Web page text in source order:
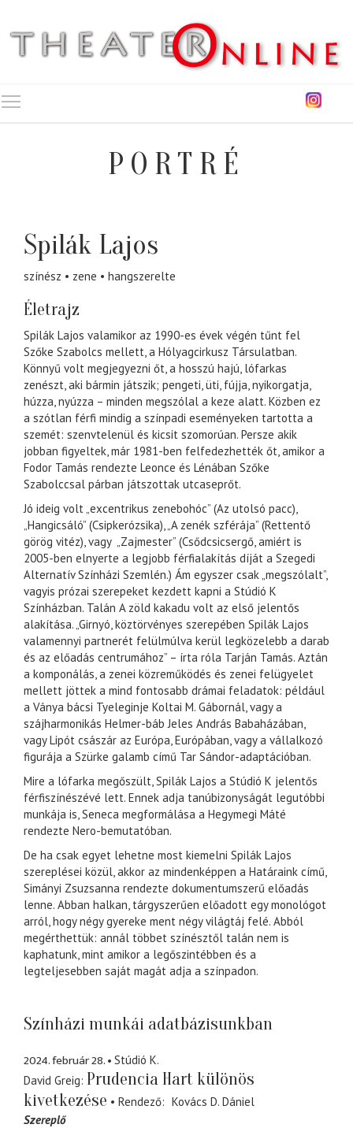
PORTRÉ
Spilák Lajos
színész zene hangszerelte
Életrajz
Spilák Lajos valamikor az 1990-es évek végén tűnt fel
Szőke Szabolcs mellett, a Hólyagcirkusz Társulatban.
Könnyű volt megjegyezni őt, a hosszú hajú, lófarkas
zenészt, aki bármin játszik; pengeti, üti, fújja, nyikorgatja,
húzza, nyúzza – minden megszólal a keze alatt. Közben ez
a szótlan férfi mindig a színpadi eseményeken tartotta a
szemét: szenvtelenül és kicsit szomorúan. Persze akik
jobban figyeltek, már 1981-ben felfedezhették őt, amikor a
Fodor Tamás rendezte Leonce és Lénában Szőke
Szabolccsal párban játszottak utcaseprőt.
Jó ideig volt „excentrikus zenebohóc” (Az utolsó pacc),
„Hangicsáló” (Csipkerózsika), „A zenék szférája” (Rettentő
görög vitéz), vagy „Zajmester” (Csődcsicsergő, amiért is
2005-ben elnyerte a legjobb férfialakítás díját a Szegedi
Alternatív Színházi Szemlén.) Ám egyszer csak „megszólalt”,
vagyis prózai szerepeket kezdett kapni a Stúdió K
Színházban. Talán A zöld kakadu volt az első jelentős
alakítása. „Girnyó, köztörvényes szerepében Spilák Lajos
valamennyi partnerét felülmúlva kerül legközelebb a darab
és az előadás centrumához” – írta róla Tarján Tamás. Aztán
a komponálás, a zenei közreműködés és zenei felügyelet
mellett jöttek a mind fontosabb drámai feladatok: például
a Ványa bácsi Tyeleginje Koltai M. Gábornál, vagy a
szájharmonikás Helmer-báb Jeles András Babaházában,
vagy Lipót császár az Európa, Európában, vagy a vállalkozó
figurája a Szürke galamb című Tar Sándor-adaptációban.
Mire a lófarka megőszült, Spilák Lajos a Stúdió K jelentős
férfiszínészévé lett. Ennek adja tanúbizonyságát legutóbbi
munkája is, Seneca megformálása a Hegymegi Máté
rendezte Nero-bemutatóban.
De ha csak egyet lehetne most kiemelni Spilák Lajos
szereplései közül, akkor az mindenképpen a Határaink című,
Simányi Zsuzsanna rendezte dokumentumszerű előadás
lenne. Abban halkan, tárgyszerűen előadott egy monológot
arról, hogy négy gyereke ment négy világtáj felé. Abból
megérthettük: annál többet színésztől talán nem is
kaphatunk, mint amikor a legőszintébben és a
legteljesebben saját magát adja a színpadon.
Színházi munkái adatbázisunkban
2024. február 28.
Stúdió K.
David Greig Prudencia Hart különös
kivetkezése
Rendező
Kovács D. Dániel
Szereplő